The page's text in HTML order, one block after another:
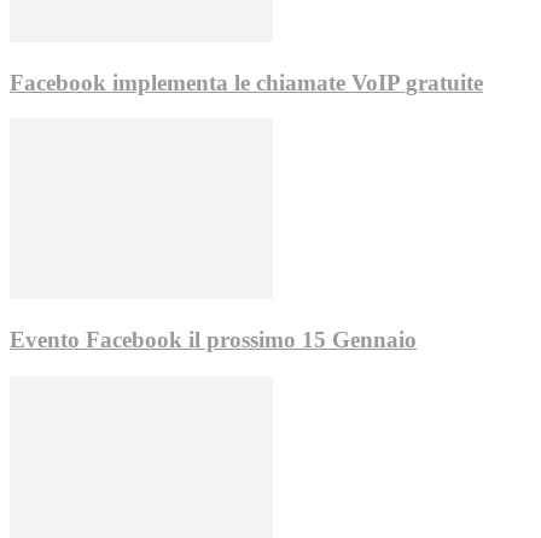
Facebook implementa le chiamate VoIP gratuite
Evento Facebook il prossimo 15 Gennaio